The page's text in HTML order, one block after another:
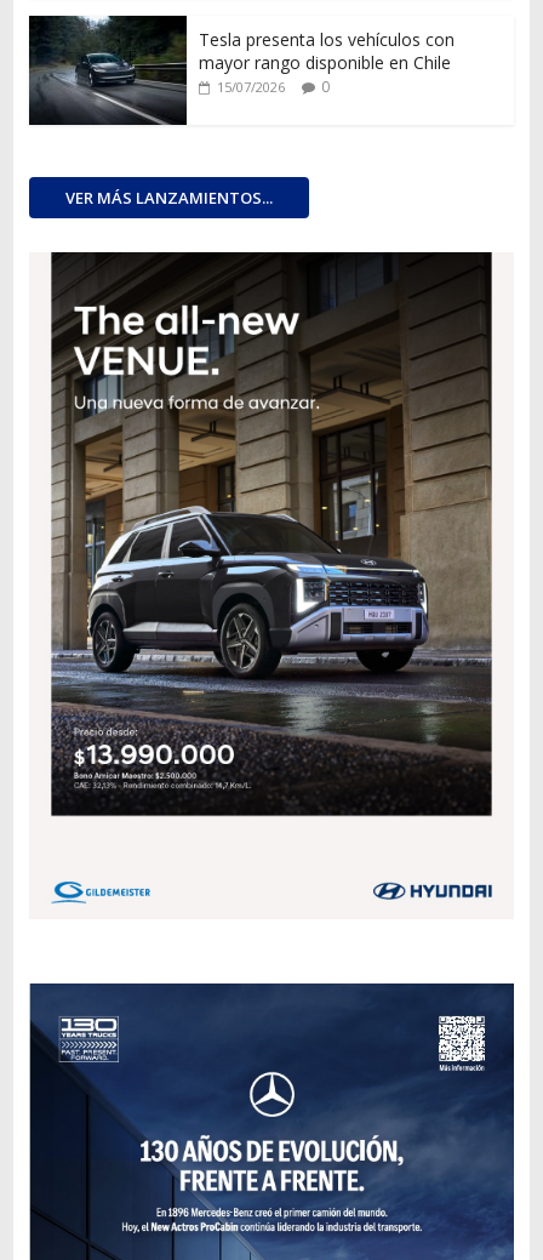
Tesla presenta los vehículos con
mayor rango disponible en Chile
15/07/2026 0
VER MÁS LANZAMIENTOS...